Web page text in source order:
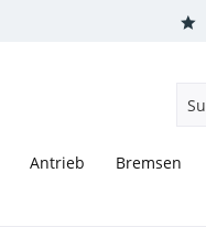
Antrieb Bremsen